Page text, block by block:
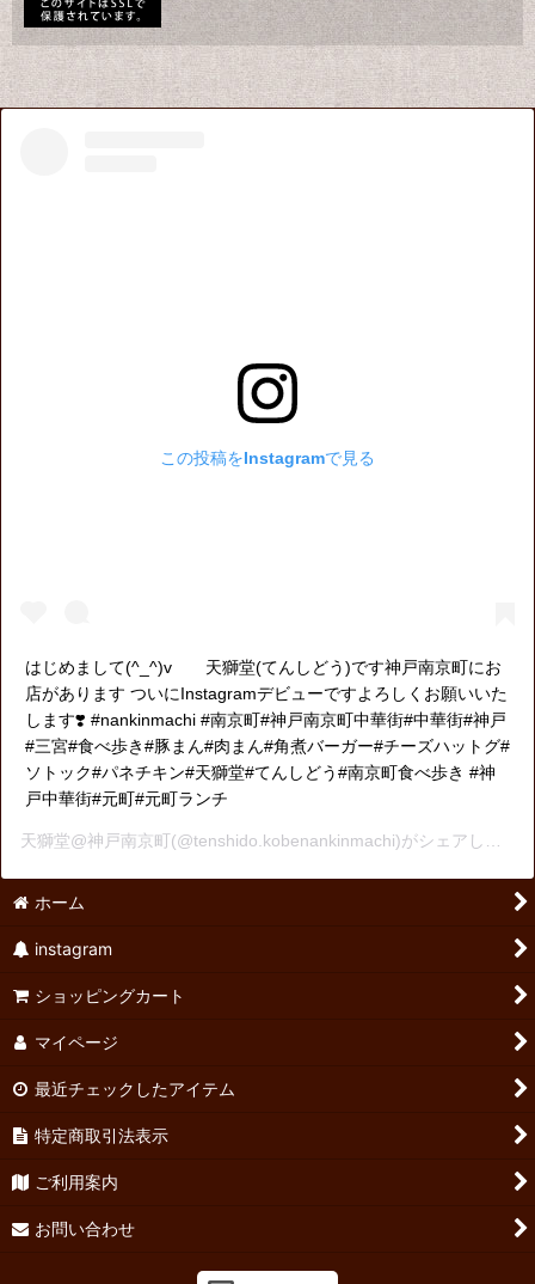
この投稿をInstagramで見る
はじめまして(^_^)v 天獅堂(てんしどう)です神戸南京町にお
店があります️ ついにInstagramデビューですよろしくお願いいた
します❣️ #nankinmachi #南京町#神戸南京町中華街#中華街#神戸
#三宮#食べ歩き#豚まん#肉まん#角煮バーガー#チーズハットグ#
ソトック#パネチキン#天獅堂#てんしどう#南京町食べ歩き #神
戸中華街#元町#元町ランチ
天獅堂@神戸南京町(@tenshido.kobenankinmachi)がシェアした投稿 -
ホーム
instagram
ショッピングカート
マイページ
最近チェックしたアイテム
特定商取引法表示
ご利用案内
お問い合わせ